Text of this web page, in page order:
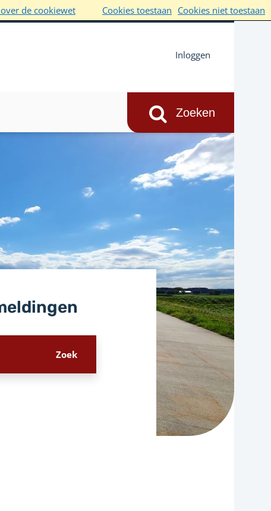
de cookiewet Cookies toestaan Cookies niet toestaan
Inloggen